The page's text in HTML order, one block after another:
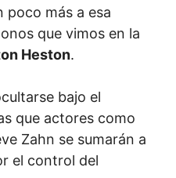
poco más a esa
que vimos en la
Heston.
bajo el
que actores como
Zahn se sumarán a
el control del